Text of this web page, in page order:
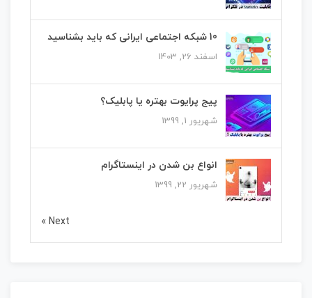
10 شبکه اجتماعی ایرانی که باید بشناسید
اسفند 26, 1403
پیج پرایوت بهتره یا پابلیک؟
شهریور 1, 1399
انواع بن شدن در اینستاگرام
شهریور 22, 1399
Next »